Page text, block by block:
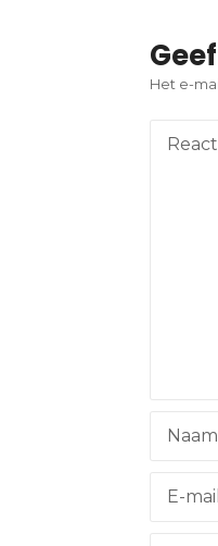
i
c
h
a
Het e-
Naam
E-mail